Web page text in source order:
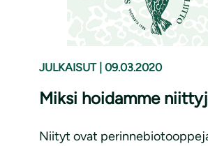
JULKAISUT 09.03.2020
Miksi hoidamme
Niityt ovat